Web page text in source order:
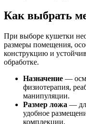
Как выбрать
При выборе кушетки
размеры помещения,
конструкцию и
обработке.
Назначение —
физиотерапия,
манипуляции.
Размер ложа —
удобное
комплекции.